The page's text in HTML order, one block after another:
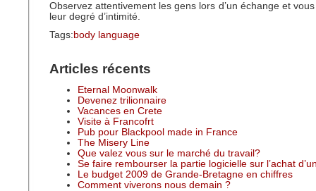
Observez attentivement les gens lors d’un échange et
leur degré d’intimité.
Tags: body language
Articles récents
Eternal Moonwalk
Devenez trilionnaire
Vacances en Crete
Visite à Francofrt
Pub pour Blackpool made in France
The Misery Line
Que valez vous sur le marché du travail?
Se faire rembourser la partie logicielle sur l’achat
Le budget 2009 de Grande-Bretagne en chiffres
Comment viverons nous demain ?